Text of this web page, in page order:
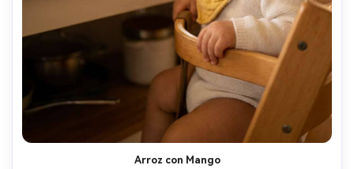
Arroz con Mango